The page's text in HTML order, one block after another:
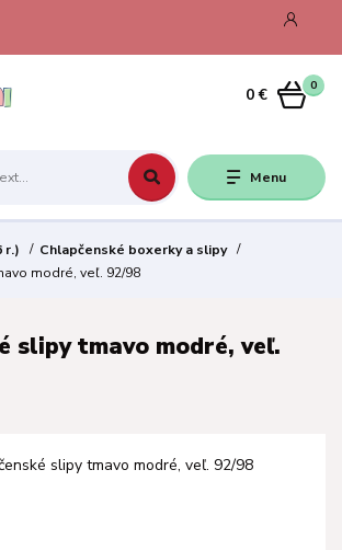
Menu
0
0 €
r.)
Chlapčenské boxerky a slipy
modré, veľ. 92/98
slipy tmavo modré, veľ.